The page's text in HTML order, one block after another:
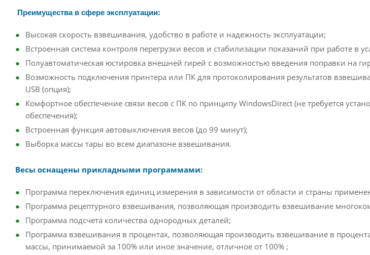
Преимущества в сфере эксплуатации:
Высокая скорость взвешивания, удобство в работе и надежность эксплуатации;
Встроенная система контроля перегрузки весов и стабилизации показаний при работе в
Полуавтоматическая юстировка внешней гирей с возможностью введения поправки на
Возможность подключения принтера или ПК для протоколирования результатов
USB (опция);
Комфортное обеспечение связи весов с ПК по принципу WindowsDirect (не требуется
обеспечения);
Встроенная функция автовыключения весов (до 99 минут);
Выборка массы тары во всем диапазоне взвешивания.
Весы оснащены прикладными программами:
Программа переключения единиц измерения в зависимости от области и страны
Программа рецептурного взвешивания, позволяющая производить взвешивание
Программа подсчета количества однородных деталей;
Программа взвешивания в процентах, позволяющая производить взвешивание в
массы, принимаемой за 100% или иное значение, отличное от 100% ;